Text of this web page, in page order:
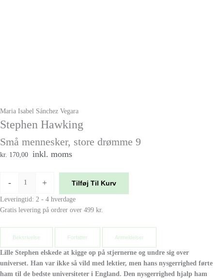
Maria Isabel Sánchez Vegara
Stephen Hawking
Små mennesker, store drømme 9
kr. 170,00 inkl. moms
- + Tilføj Til Kurv
Leveringtid: 2 - 4 hverdage
Gratis levering på ordrer over 499 kr.
Beksrivelse Forfatter Anmeldelser
Lille Stephen elskede at kigge op på stjernerne og undre sig over
universet. Han var ikke så vild med lektier, men hans nysgerrighed førte
ham til de bedste universiteter i England. Den nysgerrighed hjalp ham